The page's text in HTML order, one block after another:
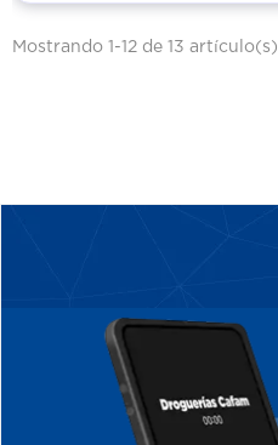
Mostrando 1-12 de 13 artículo(s)